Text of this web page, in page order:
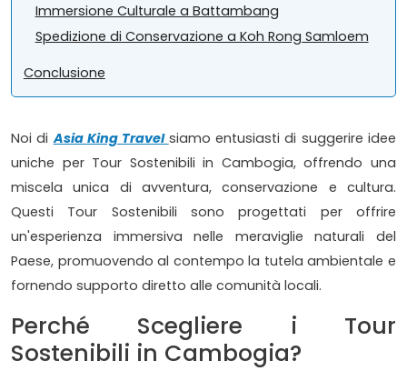
Immersione Culturale a Battambang
Spedizione di Conservazione a Koh Rong Samloem
Conclusione
Noi diAsia King Travel siamo entusiasti di suggerire idee
uniche per Tour Sostenibili in Cambogia, offrendo una
miscela unica di avventura, conservazione e cultura.
Questi Tour Sostenibili sono progettati per offrire
un'esperienza immersiva nelle meraviglie naturali del
Paese, promuovendo al contempo la tutela ambientale e
fornendo supporto diretto alle comunità locali.
Perché Scegliere i Tour
Sostenibili in Cambogia?